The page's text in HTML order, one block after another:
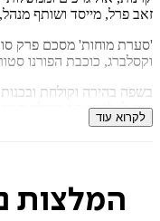
זאב פרל, מייסד ושותף
'סערת מוחות' מסכם פרק
וקסלברג, כוכבת הפורנו
בשפה בהירה וקולחת
גרם לו להתאהב בעולם
לקרוא עוד
המלצות